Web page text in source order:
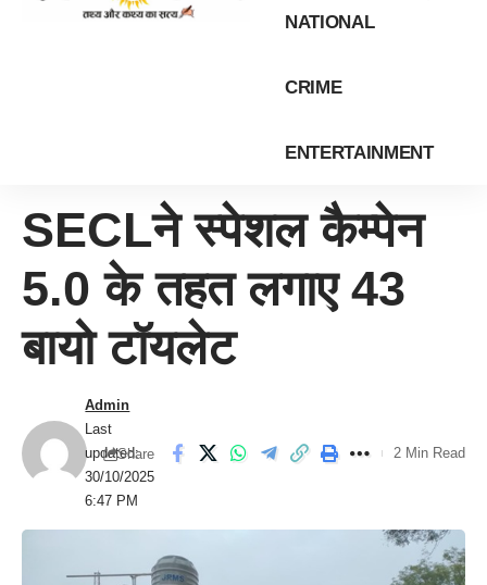
NATIONAL
CRIME
ENTERTAINMENT
SECLने स्पेशल कैम्पेन
5.0 के तहत लगाए 43
बायो टॉयलेट
Last
updated:
30/10/2025
6:47 PM
Admin
Share 2 Min Read